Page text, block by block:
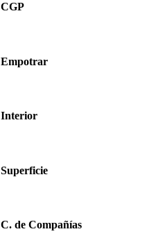
CGP
Empotrar
Interior
Superficie
C. de Compañías